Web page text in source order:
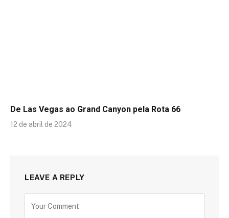
De Las Vegas ao Grand Canyon pela Rota 66
12 de abril de 2024
LEAVE A REPLY